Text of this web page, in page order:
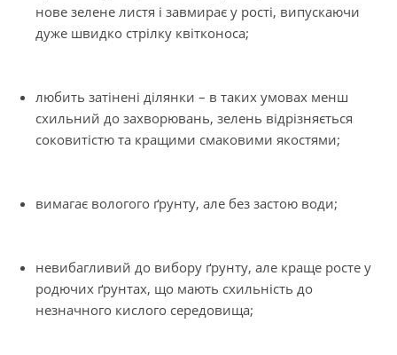
нове зелене листя і завмирає у рості, випускаючи
дуже швидко стрілку квітконоса;
любить затінені ділянки – в таких умовах менш
схильний до захворювань, зелень відрізняється
соковитістю та кращими смаковими якостями;
вимагає вологого ґрунту, але без застою води;
невибагливий до вибору ґрунту, але краще росте у
родючих ґрунтах, що мають схильність до
незначного кислого середовища;